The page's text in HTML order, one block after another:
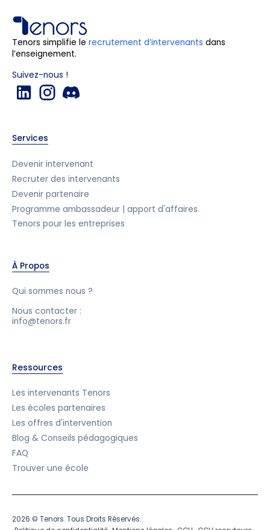
Tenors simplifie le recrutement d’intervenants dans
l’enseignement.
Suivez-nous !
Services
Devenir intervenant
Recruter des intervenants
Devenir partenaire
Programme ambassadeur | apport d'affaires
Tenors pour les entreprises
À Propos
Qui sommes nous ?
Nous contacter :
info@tenors.fr
Ressources
Les intervenants Tenors
Les écoles partenaires
Les offres d'intervention
Blog & Conseils pédagogiques
FAQ
Trouver une école
2026 © Tenors. Tous Droits Réservés.